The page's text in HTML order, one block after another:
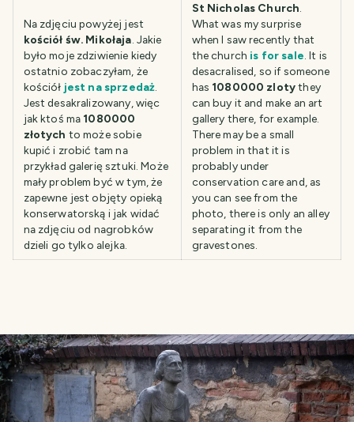
Na zdjęciu powyżej jest
kościół św. Mikołaja . Jakie
było moje zdziwienie kiedy
ostatnio zobaczyłam, że
kościół jest na sprzedaż
Jest desakralizowany, więc
jak ktoś ma 1080000
złotych to może sobie
kupić i zrobić tam na
przykład galerię sztuki. Może
mały problem być w tym, że
zapewne jest objęty opieką
konserwatorską i jak widać
na zdjęciu od nagrobków
dzieli go tylko alejka.
St Nicholas Church
What was my surprise
when I saw recently that
the church is for sale . It is
desacralised, so if someone
has 1080000 zlotythey
can buy it and make an art
gallery there, for example.
There may be a small
problem in that it is
probably under
conservation care and, as
you can see from the
photo, there is only an alley
separating it from the
gravestones.